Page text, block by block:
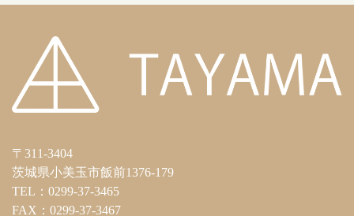
〒311-3404
茨城県小美玉市飯前1376-179
TEL：0299-37-3465
FAX：0299-37-3467